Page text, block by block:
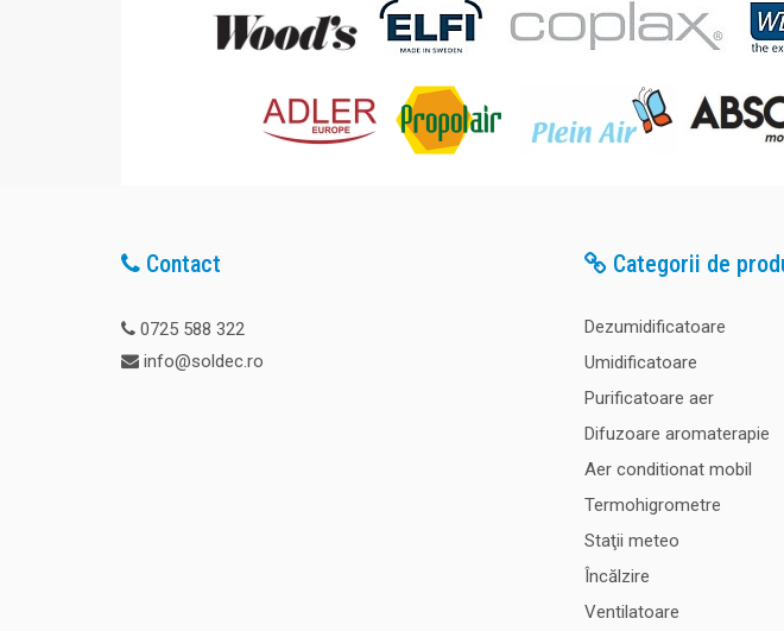
Contact
0725 588 322
info@soldec.ro
Categorii de
Dezumidificatoare
Umidificatoare
Purificatoare aer
Difuzoare aromaterapie
Aer conditionat mobil
Termohigrometre
Staţii meteo
Încălzire
Ventilatoare